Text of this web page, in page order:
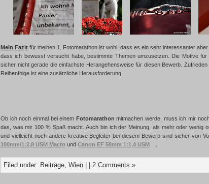
Mein Fazit für meinen 1. Fotomarathon ist wohl, dass es ein sehr interessanter
dass ich bewusst versucht habe, bestimmte Themen umzusetzen. Die Motive
sicher nicht gerade die einfachste Herangehensweise für diesen Bewerb.
Reihenfolge ist eine zusätzliche Herausforderung.
Ob ich noch einmal bei einem Fotomarathon mitmachen werde, muss ich mir
das, was mir 100 % Spaß macht. Auch bin ich der Meinung, als mehr oder wenig
und vielleicht noch andere kreative Begleiter bei diesem Bewerb sind sicher von
100mm/1:2,8 USM Macro und Canon EF 50mm 1:1,4 USM
Filed under: Beiträge, Wien 2 Comments »